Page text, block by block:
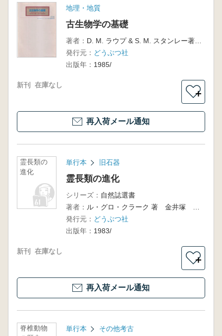
地理・地質
古生物学の基礎
著者：
D. M. ラウプ & S. M. スタンレー著・花井哲郎[ほか]訳
発行元： どうぶつ社
出版年： 1985/
新刊 在庫なし
＋
再入荷メール通知
霊長類の
進化
単行本 旧石器
霊長類の進化
シリーズ： 自然誌選書
著者：
発行元： どうぶつ社
出版年： 1983/
新刊 在庫なし
＋
再入荷メール通知
脊椎動物
単行本 その他考古